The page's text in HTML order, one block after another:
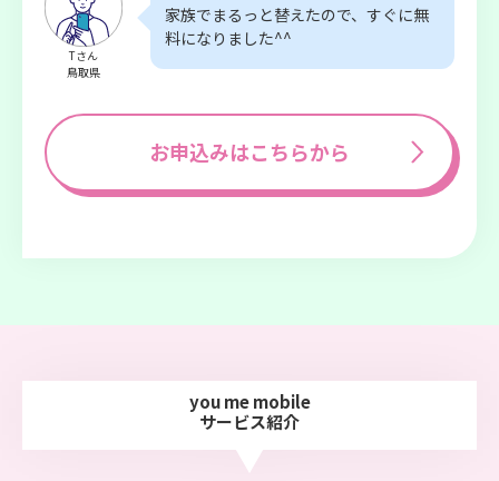
Tさん
鳥取県
家族でまるっと替えたので、すぐに無
料になりました^^
お申込みはこちらから
you me mobile
サービス紹介